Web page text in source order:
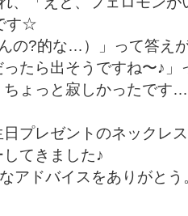
す☆
の?的な…）」って答え
たら出そうですね〜♪」
ちょっと寂しかったで
プレゼントのネックレ
てきました♪
アドバイスをありがと